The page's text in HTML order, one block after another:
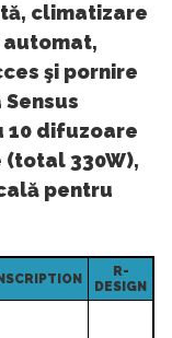
climatizare
automat,
şi pornire
10 difuzoare
330W),
pentru
INSCRIPTION
R-
DESIGN